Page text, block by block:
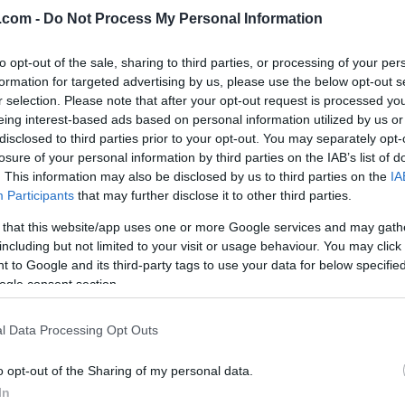
- Do Not Process My Personal Information
opt-out of the sale, sharing to third parties, or processing of your
for targeted advertising by us, please use the below opt-out
selection. Please note that after your opt-out request is processed
interest-based ads based on personal information utilized by us
to third parties prior to your opt-out. You may separately
of your personal information by third parties on the IAB’s list of
This information may also be disclosed by us to third parties on the
Participants that may further disclose it to other third parties.
that this website/app uses one or more Google services and may
but not limited to your visit or usage behaviour. You may
to Google and its third-party tags to use your data for below
consent section.
Data Processing Opt Outs
opt-out of the Sharing of my personal data.
dermed ikke under verdenscupen i Davos
for Golberg.
distanserennet på søndag. Skiforbundet har derfor
Norconsult går inn for Golberg på sprint fri
IF og Team ELON Oslofjord erstatter
i Davos